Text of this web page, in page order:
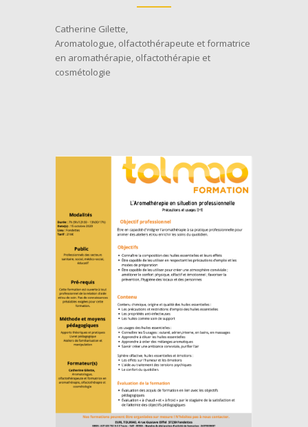
Catherine Gilette,
Aromatologue, olfactothérapeute et formatrice
en aromathérapie, olfactothérapie et
cosmétologie